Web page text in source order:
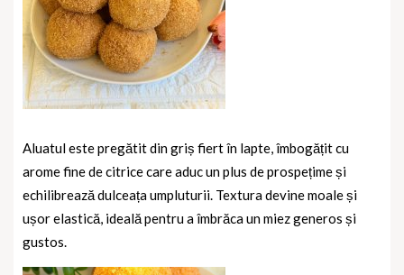
Aluatul este pregătit din griș fiert în lapte, îmbogățit cu
arome fine de citrice care aduc un plus de prospețime și
echilibrează dulceața umpluturii. Textura devine moale și
ușor elastică, ideală pentru a îmbrăca un miez generos și
gustos.